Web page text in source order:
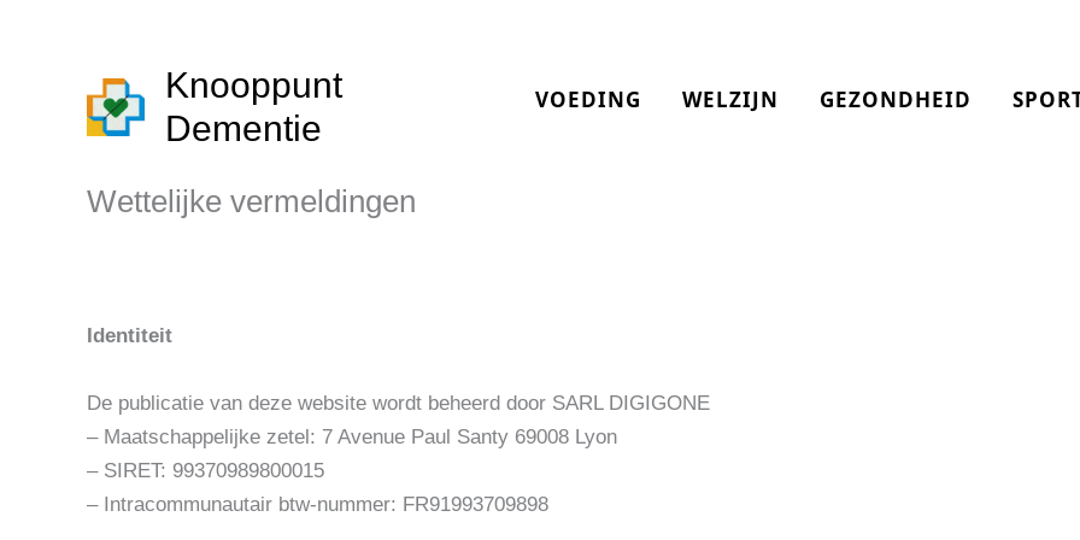
Knooppunt
Dementie
VOEDING WELZIJN GEZONDHEID
Wettelijke vermeldingen
Identiteit
De publicatie van deze website wordt beheerd door SARL DIGIGONE
– Maatschappelijke zetel: 7 Avenue Paul Santy 69008 Lyon
– SIRET: 99370989800015
– Intracommunautair btw-nummer: FR91993709898